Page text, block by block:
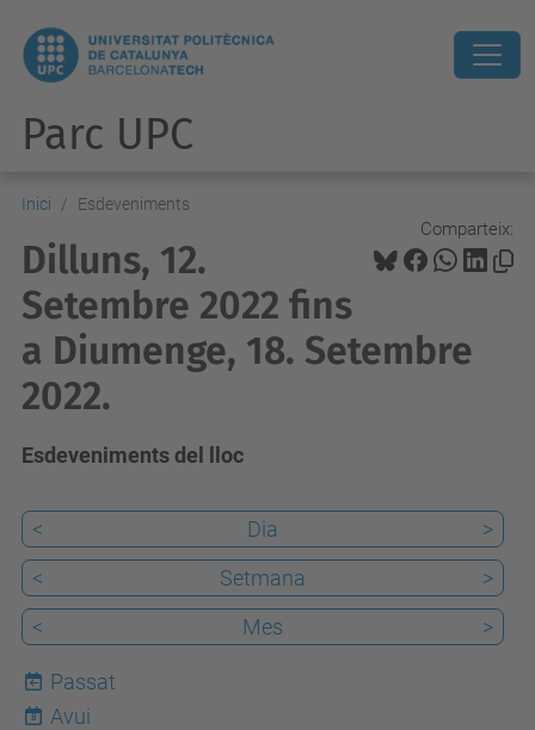
Parc UPC
Inici Esdeveniments
Comparteix:
Dilluns, 12.
Setembre 2022 fins
a Diumenge, 18. Setembre
2022.
Esdeveniments del lloc
< Dia
>
<
Setmana
>
<
Mes >
Passat
8
Avui